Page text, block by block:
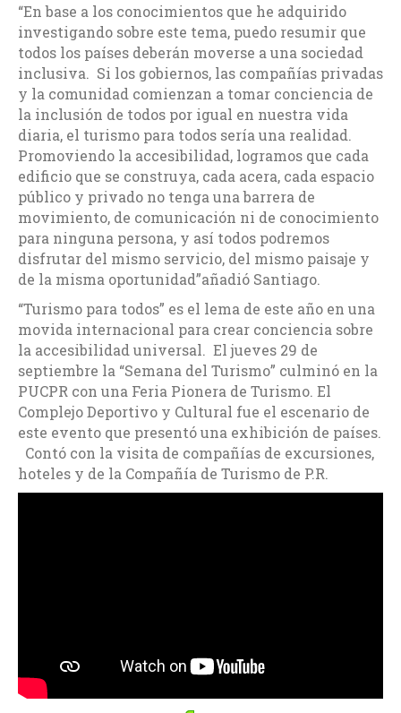
“En base a los conocimientos que he adquirido
investigando sobre este tema, puedo resumir que
todos los países deberán moverse a una sociedad
inclusiva. Si los gobiernos, las compañías privadas
y la comunidad comienzan a tomar conciencia de
la inclusión de todos por igual en nuestra vida
diaria, el turismo para todos sería una realidad.
Promoviendo la accesibilidad, logramos que cada
edificio que se construya, cada acera, cada espacio
público y privado no tenga una barrera de
movimiento, de comunicación ni de conocimiento
para ninguna persona, y así todos podremos
disfrutar del mismo servicio, del mismo paisaje y
de la misma oportunidad”añadió Santiago.
“Turismo para todos” es el lema de este año en una
movida internacional para crear conciencia sobre
la accesibilidad universal. El jueves 29 de
septiembre la “Semana del Turismo” culminó en la
PUCPR con una Feria Pionera de Turismo. El
Complejo Deportivo y Cultural fue el escenario de
este evento que presentó una exhibición de países.
Contó con la visita de compañías de excursiones,
hoteles y de la Compañía de Turismo de P.R.